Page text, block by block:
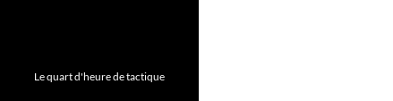
Le quart d'heure de tactique